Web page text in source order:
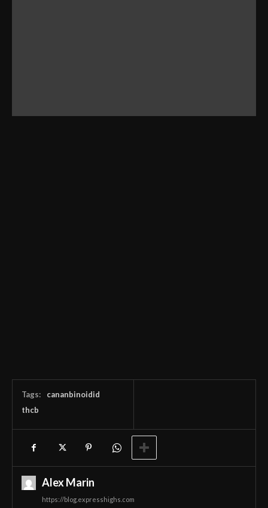
Tags:
cananbinoidid
thcb
Alex Marin
https://blog.expresshighs.com